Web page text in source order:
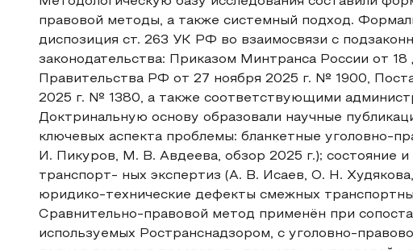
правовой методы, а также системный подход.
диспозиция ст. 263 УК РФ во взаимосвязи с
законодательства: Приказом Минтранса России от
Правительства РФ от 27 ноября 2025 г. № 1900,
2025 г. № 1380, а также соответствующими
Доктринальную основу образовали научные
ключевых аспекта проблемы: бланкетные
И. Пикуров, М. В. Авдеева, обзор 2025 г.); состояние
транспорт‑ ных экспертиз (А. В. Исаев, О. Н.
юридико‑технические дефекты смежных
Сравнительно‑правовой метод применён при
используемых Ространснадзором, с